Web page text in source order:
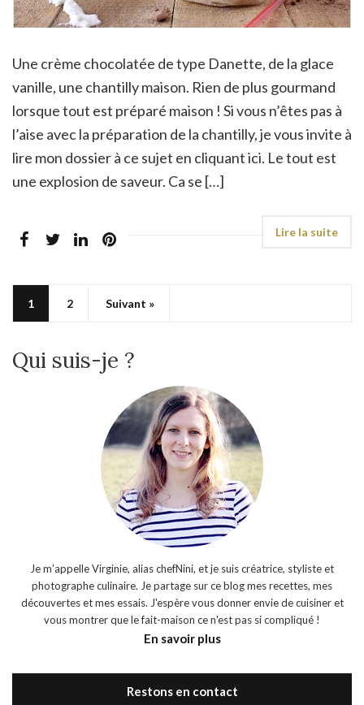
Une crème chocolatée de type Danette, de la glace
vanille, une chantilly maison. Rien de plus gourmand
lorsque tout est préparé maison ! Si vous n’êtes pas à
l’aise avec la préparation de la chantilly, je vous invite à
lire mon dossier à ce sujet en cliquant ici. Le tout est
une explosion de saveur. Ca se […]
1 2 Suivant »
Qui suis-je ?
Je m’appelle Virginie, alias chefNini, et je suis créatrice, styliste et
photographe culinaire. Je partage sur ce blog mes recettes, mes
découvertes et mes essais. J'espère vous donner envie de cuisiner et
vous montrer que le fait-maison ce n'est pas si compliqué !
En savoir plus
Restons en contact